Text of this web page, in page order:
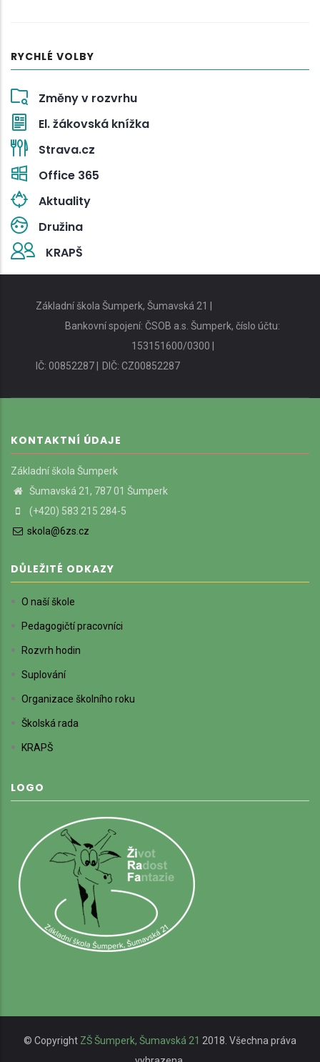
RYCHLÉ VOLBY
Změny v rozvrhu
El. žákovská knížka
Strava.cz
Office 365
Aktuality
Družina
KRAPŠ
Základní škola Šumperk, Šumavská 21 |
Bankovní spojení: ČSOB a.s. Šumperk, číslo účtu:
153151600/0300 |
IČ: 00852287 |
DIČ: CZ00852287
KONTAKTNÍ ÚDAJE
Základní škola Šumperk
Šumavská 21, 787 01 Šumperk
(+420) 583 215 284-5
skola@6zs.cz
DŮLEŽITÉ ODKAZY
O naší škole
Pedagogičtí pracovníci
Rozvrh hodin
Suplování
Organizace školního roku
Školská rada
KRAPŠ
LOGO
© Copyright ZŠ Šumperk, Šumavská 21 2018. Všechna práva